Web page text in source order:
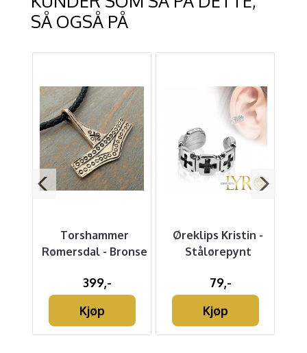
SÅ OGSÅ PÅ
Torshammer
Rømersdal - Bronse
399,-
Kjøp
Øreklips Kristin -
Stålørepynt
79,-
Kjøp